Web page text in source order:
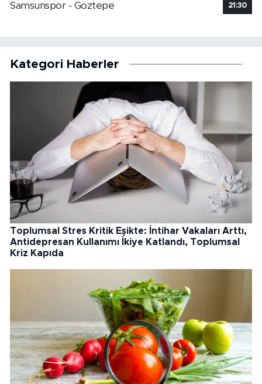
Samsunspor - Göztepe
21:30
Kategori Haberler
Toplumsal Stres Kritik Eşikte: İntihar Vakaları Arttı,
Antidepresan Kullanımı İkiye Katlandı, Toplumsal
Kriz Kapıda